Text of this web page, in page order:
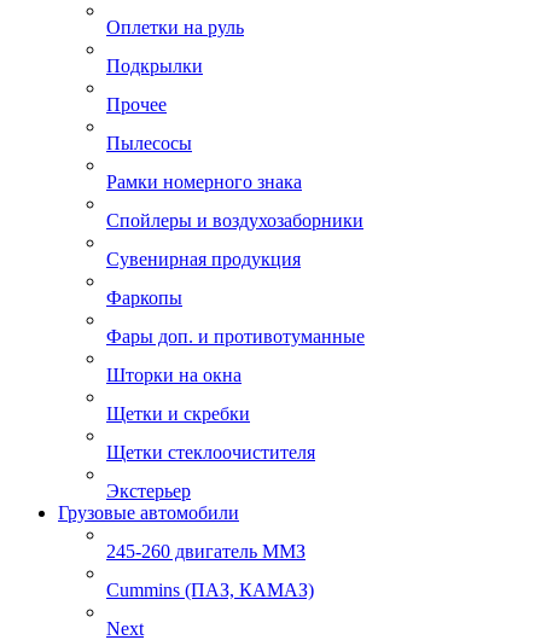
Оплетки на руль
Подкрылки
Прочее
Пылесосы
Рамки номерного знака
Спойлеры и воздухозаборники
Сувенирная продукция
Фаркопы
Фары доп. и противотуманные
Шторки на окна
Щетки и скребки
Щетки стеклоочистителя
Экстерьер
Грузовые автомобили
245-260 двигатель ММЗ
Cummins (ПАЗ, КАМАЗ)
Next